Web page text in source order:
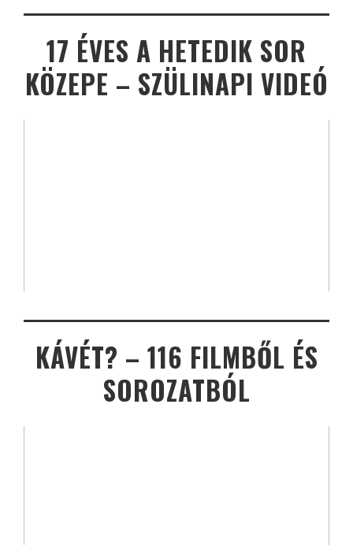
17 ÉVES A HETEDIK SOR
KÖZEPE – SZÜLINAPI VIDEÓ
KÁVÉT? – 116 FILMBŐL ÉS
SOROZATBÓL